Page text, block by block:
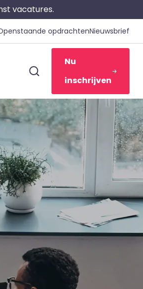
vacatures.
opdrachtenNieuwsbrief
Nu
inschrijven